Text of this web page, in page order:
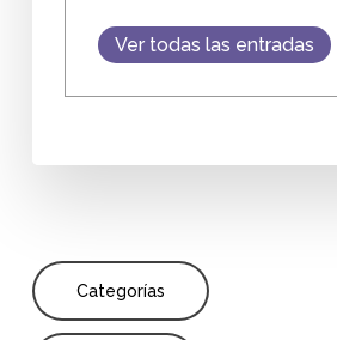
Ver todas las entradas
Categorías